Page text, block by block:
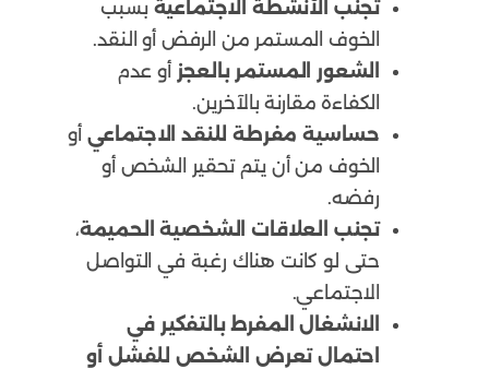
تجنب الأنشطة الاجتماعية بسبب
الخوف المستمر من الرفض أو النقد.
الشعور المستمر بالعجز أو عدم
الكفاءة مقارنة بالآخرين.
حساسية مفرطة للنقد الاجتماعي أو
الخوف من أن يتم تحقير الشخص أو
رفضه.
تجنب العلاقات الشخصية الحميمة،
حتى لو كانت هناك رغبة في التواصل
الاجتماعي.
الانشغال المفرط بالتفكير في
احتمال تعرض الشخص للفشل أو